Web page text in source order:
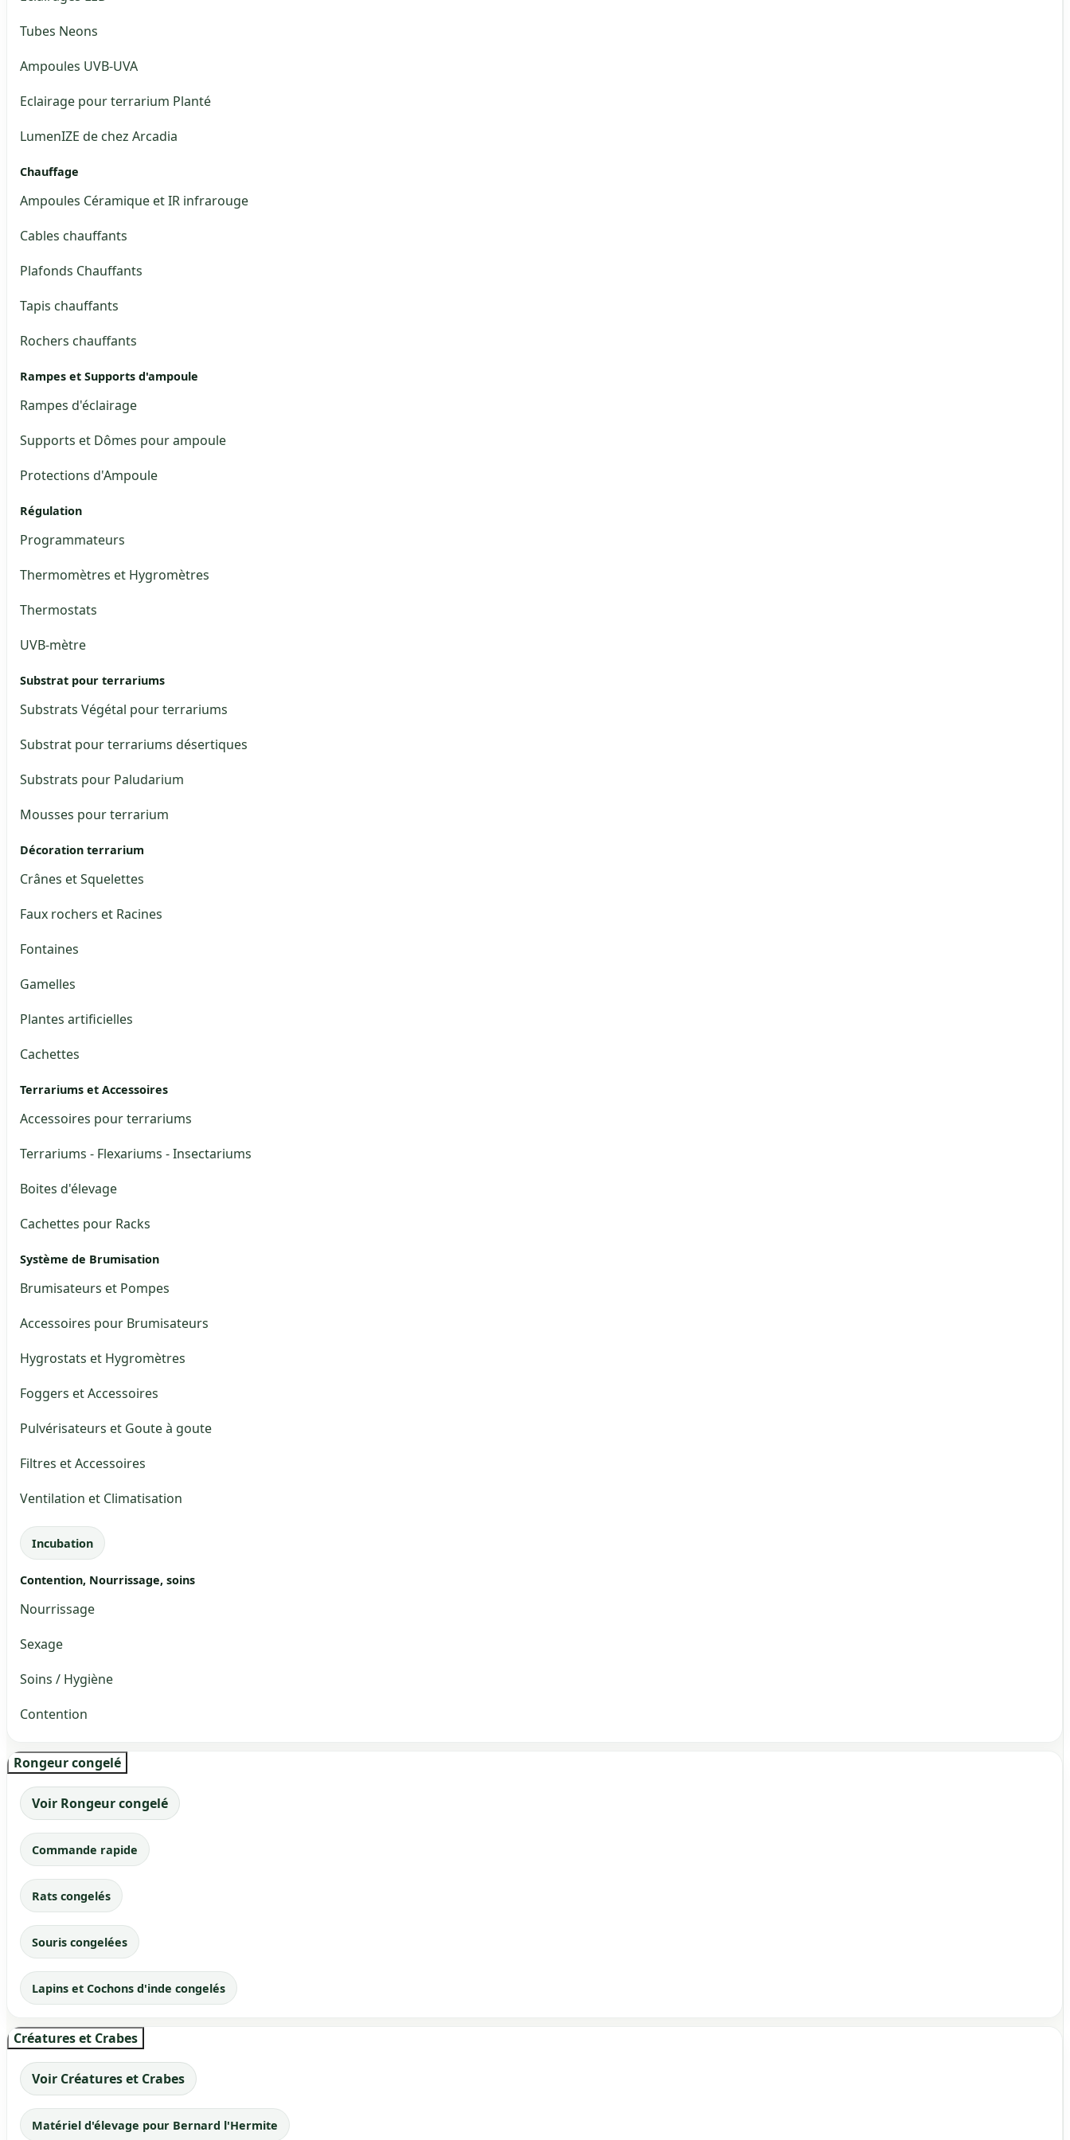
Tubes Neons
Ampoules UVB-UVA
Eclairage pour terrarium Planté
LumenIZE de chez Arcadia
Chauffage
Ampoules Céramique et IR infrarouge
Cables chauffants
Plafonds Chauffants
Tapis chauffants
Rochers chauffants
Rampes et Supports d'ampoule
Rampes d'éclairage
Supports et Dômes pour ampoule
Protections d'Ampoule
Régulation
Programmateurs
Thermomètres et Hygromètres
Thermostats
UVB-mètre
Substrat pour terrariums
Substrats Végétal pour terrariums
Substrat pour terrariums désertiques
Substrats pour Paludarium
Mousses pour terrarium
Décoration terrarium
Crânes et Squelettes
Faux rochers et Racines
Fontaines
Gamelles
Plantes artificielles
Cachettes
Terrariums et Accessoires
Accessoires pour terrariums
Terrariums - Flexariums - Insectariums
Boites d'élevage
Cachettes pour Racks
Système de Brumisation
Brumisateurs et Pompes
Accessoires pour Brumisateurs
Hygrostats et Hygromètres
Foggers et Accessoires
Pulvérisateurs et Goute à goute
Filtres et Accessoires
Ventilation et Climatisation
Incubation
Contention, Nourrissage, soins
Nourrissage
Sexage
Soins / Hygiène
Contention
Rongeur congelé
Voir Rongeur congelé
Commande rapide
Rats congelés
Souris congelées
Lapins et Cochons d'inde congelés
Créatures et Crabes
Voir Créatures et Crabes
Matériel d'élevage pour Bernard l'Hermite